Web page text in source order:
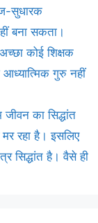
सुधारक
बना सकता।
कोई शिक्षक
गुरु नहीं
का सिद्धांत
रहा है। इसलिए
सिद्धांत है। वैसे ही